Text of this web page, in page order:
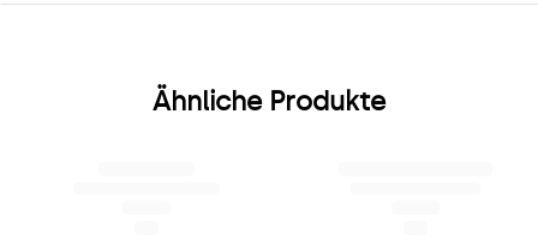
Ähnliche Produkte